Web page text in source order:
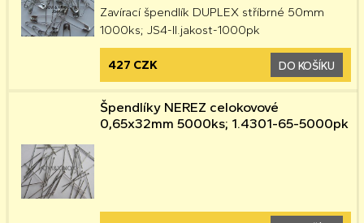
Zavírací špendlík DUPLEX stříbrné 50mm
1000ks; JS4-II.jakost-1000pk
427 CZK DO KOŠÍKU
Špendlíky NEREZ celokovové
0,65x32mm 5000ks; 1.4301-65-5000pk